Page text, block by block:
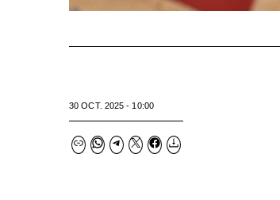
30 OCT. 2025 - 10:00